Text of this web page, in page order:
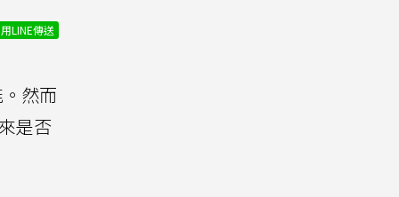
用LINE傳送
然而
是否